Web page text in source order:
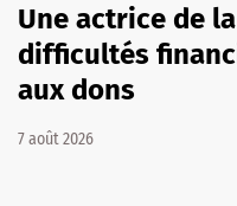
Une actrice de
difficultés
aux dons
7 août 2026